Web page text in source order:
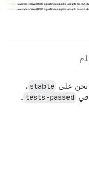
نحن على stable ،
في tests-passed
.